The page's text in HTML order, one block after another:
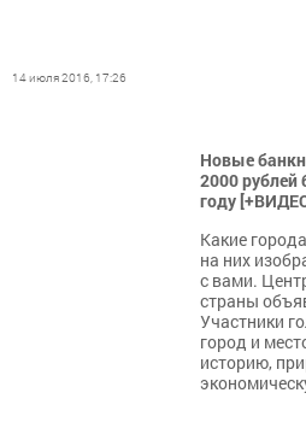
14 июля 2016, 17:26
Новые
2000
году
Какие
на них
с вами.
страны
Участники
город и
историю,